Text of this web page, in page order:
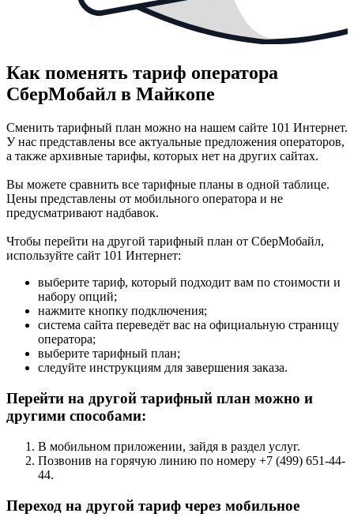
Как поменять тариф оператора
СберМобайл в Майкопе
Сменить тарифный план можно на нашем сайте 101 Интернет.
У нас представлены все актуальные предложения операторов,
а также архивные тарифы, которых нет на других сайтах.
Вы можете сравнить все тарифные планы в одной таблице.
Цены представлены от мобильного оператора и не
предусматривают надбавок.
Чтобы перейти на другой тарифный план от СберМобайл,
используйте сайт 101 Интернет:
выберите тариф, который подходит вам по стоимости и
набору опций;
нажмите кнопку подключения;
система сайта переведёт вас на официальную страницу
оператора;
выберите тарифный план;
следуйте инструкциям для завершения заказа.
Перейти на другой тарифный план можно и
другими способами:
В мобильном приложении, зайдя в раздел услуг.
Позвонив на горячую линию по номеру +7 (499) 651-44-
44.
Переход на другой тариф через мобильное